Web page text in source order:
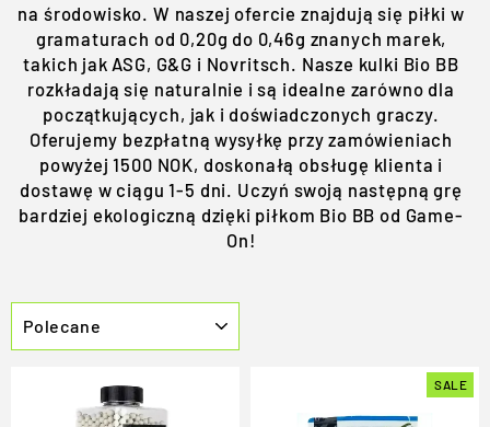
na środowisko. W naszej ofercie znajdują się piłki w
gramaturach od 0,20g do 0,46g znanych marek,
takich jak ASG, G&G i Novritsch. Nasze kulki Bio BB
rozkładają się naturalnie i są idealne zarówno dla
początkujących, jak i doświadczonych graczy.
Oferujemy bezpłatną wysyłkę przy zamówieniach
powyżej 1500 NOK, doskonałą obsługę klienta i
dostawę w ciągu 1-5 dni. Uczyń swoją następną grę
bardziej ekologiczną dzięki piłkom Bio BB od Game-
On!
SALE